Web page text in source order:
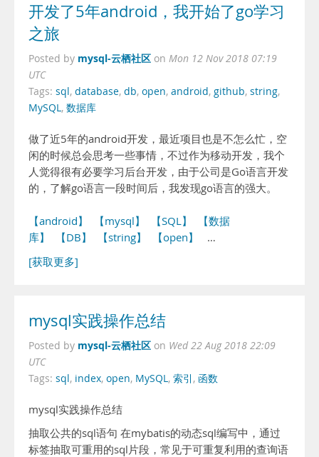
开发了5年android，我开始了go学习
之旅
Posted by mysql-云栖社区 on Mon 12 Nov 2018 07:19
UTC
Tags: sql, database, db, open, android, github, string,
MySQL, 数据库
做了近5年的android开发，最近项目也是不怎么忙，空
闲的时候总会思考一些事情，不过作为移动开发，我个
人觉得很有必要学习后台开发，由于公司是Go语言开发
的，了解go语言一段时间后，我发现go语言的强大。
【android】 【mysql】 【SQL】
【数据
库】
【DB】 【string】 【open】
…
[获取更多]
mysql实践操作总结
Posted by mysql-云栖社区 on Wed 22 Aug 2018 22:09
UTC
Tags: sql, index, open, MySQL, 索引 , 函数
mysql实践操作总结
抽取公共的sql语句 在mybatis的动态sql编写中，通过
标签抽取可重用的sql片段，常见于可重复利用的查询语